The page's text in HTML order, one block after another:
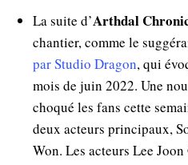
La suite d’Arthdal
chantier, comme le
par Studio Dragon, qui
mois de juin 2022. Une
choqué les fans cette
deux acteurs principaux,
Won. Les acteurs Lee